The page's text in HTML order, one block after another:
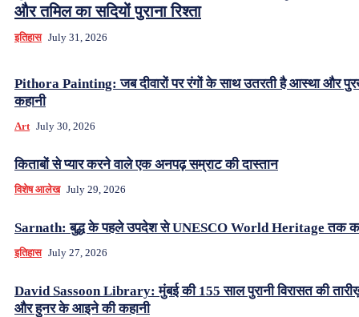
और तमिल का सदियों पुराना रिश्ता
इतिहास July 31, 2026
Pithora Painting: जब दीवारों पर रंगों के साथ उतरती है आस्था और
कहानी
Art July 30, 2026
किताबों से प्यार करने वाले एक अनपढ़ सम्राट की दास्तान
विशेष आलेख July 29, 2026
Sarnath: बुद्ध के पहले उपदेश से UNESCO World Heritage तक
इतिहास July 27, 2026
David Sassoon Library: मुंबई की 155 साल पुरानी विरासत की
और हुनर के आइने की कहानी